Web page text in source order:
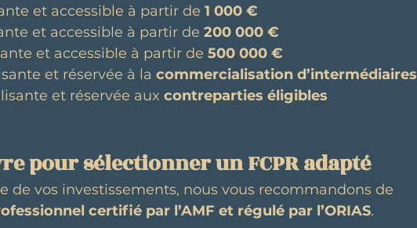
et accessible à partir de 1 000 €
et accessible à partir de 200 000 €
et accessible à partir de 500 000 €
et réservée à la commercialisation d’intermédiaires
et réservée aux contreparties éligibles
pour sélectionner un FCPR adapté
de vos investissements, nous vous recommandons de
certifié par l’AMF et régulé par l’ORIAS.